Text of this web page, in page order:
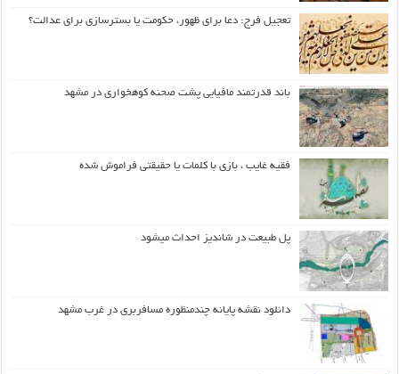
تعجیل فرج: دعا برای ظهور، حکومت یا بسترسازی برای عدالت؟
باند قدرتمند مافیایی پشت صحنه کوهخواری در مشهد
فقیه غایب ، بازی با کلمات یا حقیقتی فراموش شده
پل طبیعت در شاندیز احداث میشود
دانلود نقشه پایانه چندمنظوره مسافربری در غرب مشهد